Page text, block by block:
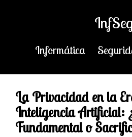
InfSeg
Informática
La Privacidad en la
Inteligencia Artificial:
Fundamental o